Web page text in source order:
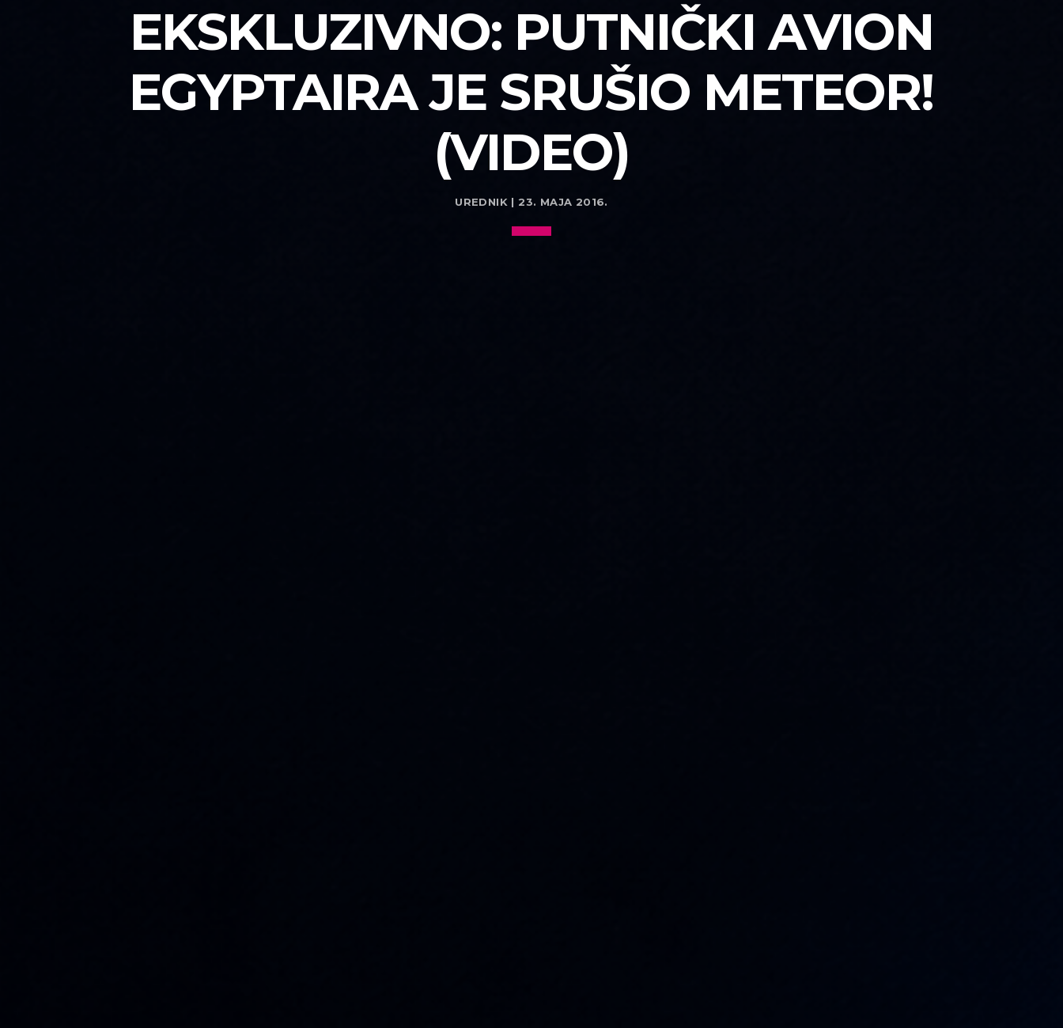
EKSKLUZIVNO: PUTNIČKI AVION
EGYPTAIRA JE SRUŠIO METEOR!
(VIDEO)
UREDNIK | 23. MAJA 2016.